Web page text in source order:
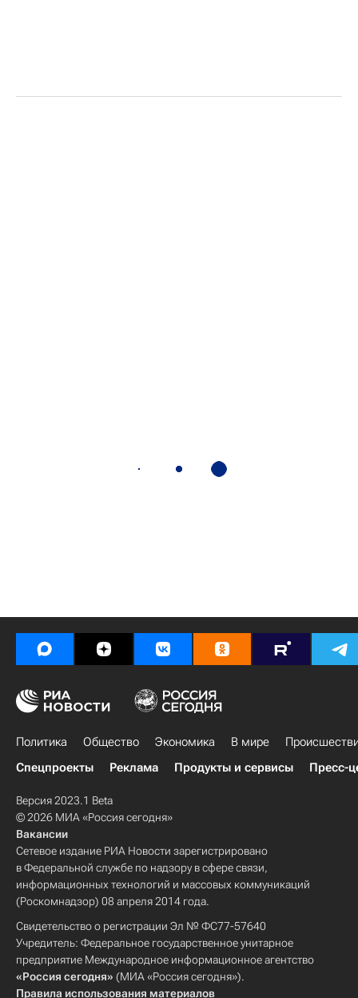
Политика Общество Экономика В мире
Спецпроекты
Реклама Продукты и сервисы Пресс-
Версия 2023.1 Beta
© 2026 МИА «Россия сегодня»
Вакансии
Сетевое издание РИА Новости зарегистрировано
в Федеральной службе по надзору в сфере связи,
информационных технологий и массовых коммуникаций
(Роскомнадзор) 08 апреля 2014 года.
Свидетельство о регистрации Эл № ФС77-57640
Учредитель: Федеральное государственное унитарное
предприятие Международное информационное агентство
«Россия сегодня» (МИА «Россия сегодня»).
Правила использования материалов